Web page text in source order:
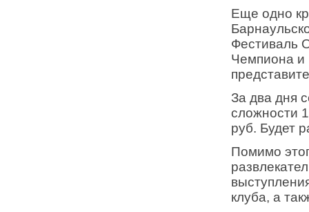
Еще одно
Фестиваль
Чемпиона и
За два дня
сложности
руб. Будет
Помимо
клуба, а